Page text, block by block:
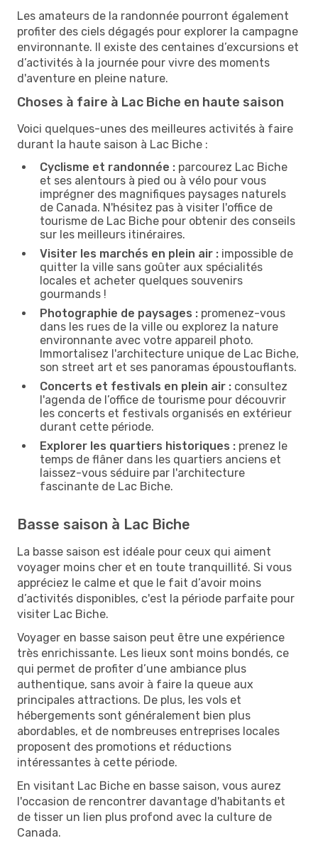
Les amateurs de la randonnée pourront également
profiter des ciels dégagés pour explorer la campagne
environnante. Il existe des centaines d’excursions et
d’activités à la journée pour vivre des moments
d'aventure en pleine nature.
Choses à faire à Lac Biche en haute saison
Voici quelques-unes des meilleures activités à faire
durant la haute saison à Lac Biche :
Cyclisme et randonnée : parcourez Lac Biche
et ses alentours à pied ou à vélo pour vous
imprégner des magnifiques paysages naturels
de Canada. N'hésitez pas à visiter l'office de
tourisme de Lac Biche pour obtenir des conseils
sur les meilleurs itinéraires.
Visiter les marchés en plein air : impossible de
quitter la ville sans goûter aux spécialités
locales et acheter quelques souvenirs
gourmands !
Photographie de paysages : promenez-vous
dans les rues de la ville ou explorez la nature
environnante avec votre appareil photo.
Immortalisez l'architecture unique de Lac Biche,
son street art et ses panoramas époustouflants.
Concerts et festivals en plein air : consultez
l'agenda de l’office de tourisme pour découvrir
les concerts et festivals organisés en extérieur
durant cette période.
Explorer les quartiers historiques : prenez le
temps de flâner dans les quartiers anciens et
laissez-vous séduire par l'architecture
fascinante de Lac Biche.
Basse saison à Lac Biche
La basse saison est idéale pour ceux qui aiment
voyager moins cher et en toute tranquillité. Si vous
appréciez le calme et que le fait d’avoir moins
d’activités disponibles, c'est la période parfaite pour
visiter Lac Biche.
Voyager en basse saison peut être une expérience
très enrichissante. Les lieux sont moins bondés, ce
qui permet de profiter d’une ambiance plus
authentique, sans avoir à faire la queue aux
principales attractions. De plus, les vols et
hébergements sont généralement bien plus
abordables, et de nombreuses entreprises locales
proposent des promotions et réductions
intéressantes à cette période.
En visitant Lac Biche en basse saison, vous aurez
l'occasion de rencontrer davantage d'habitants et
de tisser un lien plus profond avec la culture de
Canada.